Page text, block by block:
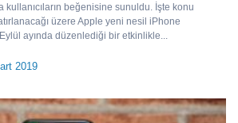
beğenisine sunuldu. İşte konu
üzere Apple yeni nesil iPhone
ayında düzenlediği bir etkinlikle...
2019